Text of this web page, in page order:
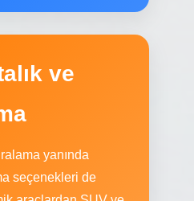
ve
yanında
seçenekleri de